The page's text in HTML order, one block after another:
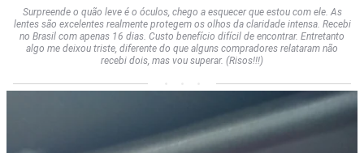
Surpreende o quão leve é o óculos, chego a esquecer que estou com ele. As
lentes são excelentes realmente protegem os olhos da claridade intensa. Recebi
no Brasil com apenas 16 dias. Custo benefício difícil de encontrar. Entretanto
algo me deixou triste, diferente do que alguns compradores relataram não
recebi dois, mas vou superar. (Risos!!!)